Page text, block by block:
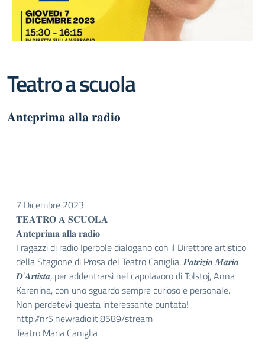
Teatro a scuola
𝐀𝐧𝐭𝐞𝐩𝐫𝐢𝐦𝐚 𝐚𝐥𝐥𝐚 𝐫𝐚𝐝𝐢𝐨
7 Dicembre 2023
𝐓𝐄𝐀𝐓𝐑𝐎 𝐀 𝐒𝐂𝐔𝐎𝐋𝐀
𝐀𝐧𝐭𝐞𝐩𝐫𝐢𝐦𝐚 𝐚𝐥𝐥𝐚 𝐫𝐚𝐝𝐢𝐨
I ragazzi di radio Iperbole dialogano con il Direttore artistico
della Stagione di Prosa del Teatro Caniglia, 𝑷𝒂𝒕𝒓𝒊𝒛𝒊𝒐 𝑴𝒂𝒓𝒊𝒂
𝑫’𝑨𝒓𝒕𝒊𝒔𝒕𝒂, per addentrarsi nel capolavoro di Tolstoj, Anna
Karenina, con uno sguardo sempre curioso e personale.
Non perdetevi questa interessante puntata!
http://nr5.newradio.it:8589/stream
Teatro Maria Caniglia